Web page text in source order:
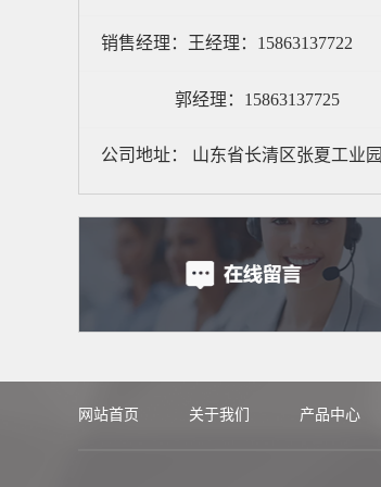
销售经理：王经理：15863137722
郭经理：15863137725
公司地址： 山东省长清区张夏工业园
网站首页 关于我们 产品中心